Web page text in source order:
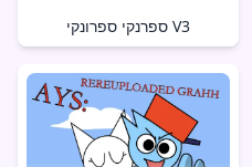
ספרנקי ספרונקי V3